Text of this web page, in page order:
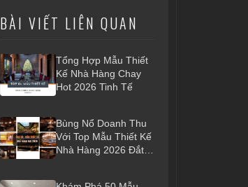
BÀI VIẾT LIÊN QUAN
Tổng Hợp Mẫu Thiết
Kế Nhà Hàng Chay
Hot 2026 Tinh Tế
Bùng Nổ Doanh Thu
Với Top Mẫu Thiết Kế
Nhà Hàng 2026 Đắt